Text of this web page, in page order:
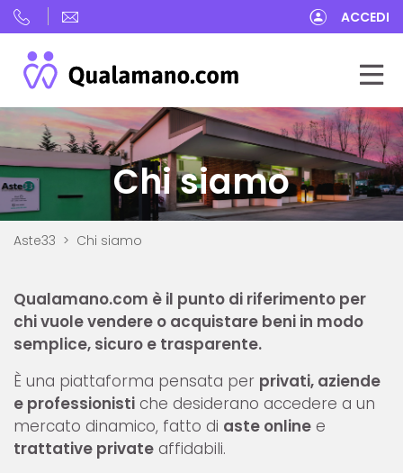
ACCEDI
Chi siamo
Aste33 Chi siamo
Qualamano.com è il punto di riferimento per
chi vuole vendere o acquistare beni in modo
semplice, sicuro e trasparente.
È una piattaforma pensata per privati, aziende
e professionisti che desiderano accedere a un
mercato dinamico, fatto di aste online e
trattative private affidabili.